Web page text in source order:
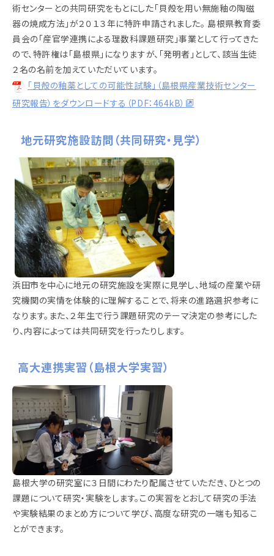
術センターとの共同研究をもとにした「貝殻を用い無施釉の陶磁
器の焼成方法」が２０１３年に特許申請されました。 島根県教育委
員会の「産官学連携による理数科課題研究」事業として行ってきた
ので、特許権は「島根県」になりますが、「発明者」として、該当生徒
２名の名前を加えていただいています。
「貝殻の釉薬としての可能性試験」（島根県産業技術センター
研究報告）をダウンロードする（PDF：464kB）
地元研究施設訪問（共同研究・見学）
浜田市を中心に地元の研究施設を実際に見学し、地域の産業や研
究機関の実情を体験的に理解することで、将来の進路選択参考に
なります。また、２年生で行う課題研究のテーマ決定の参考にした
り、内容によっては共同研究を行ったりします。
高大連携実習（島根大学実習）
島根大学の研究室に３日間にわたり配属させていただき、ひとつの
課題について研究・実験をします。この実習をとおして研究の手法
や実験結果のまとめ方について学び、高度な研究の一端も知るこ
とができます。